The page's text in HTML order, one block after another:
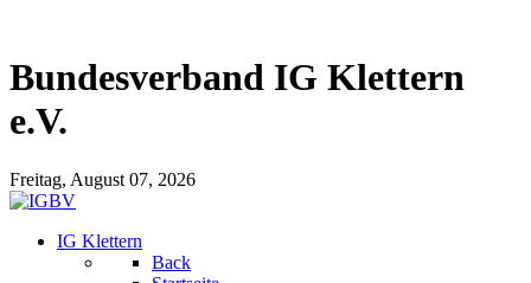
Bundesverband IG Klettern
e.V.
Freitag, August 07, 2026
IG Klettern
Back